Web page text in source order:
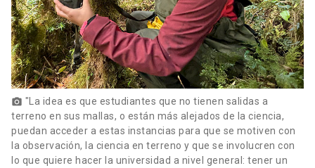
photo_camera "La idea es que estudiantes que no tienen salidas a
terreno en sus mallas, o están más alejados de la ciencia,
puedan acceder a estas instancias para que se motiven con
la observación, la ciencia en terreno y que se involucren con
lo que quiere hacer la universidad a nivel general: tener un